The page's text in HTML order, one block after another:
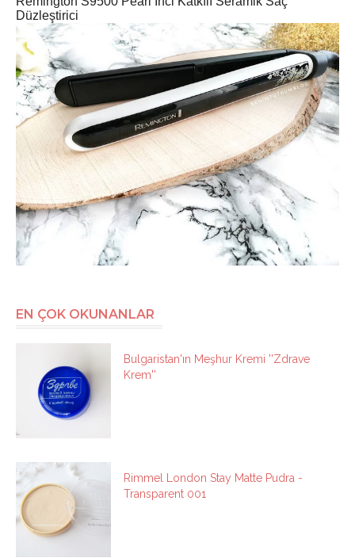
Düzleştirici
EN ÇOK OKUNANLAR
Bulgaristan'ın Meşhur Kremi ''Zdrave
Krem''
Rimmel London Stay Matte Pudra -
Transparent 001